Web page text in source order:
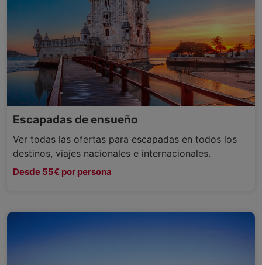
Escapadas de ensueño
Ver todas las ofertas para escapadas en todos los
destinos, viajes nacionales e internacionales.
Desde 55€ por persona